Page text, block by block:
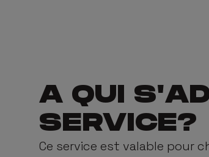
A QUI
SERVICE?
Ce service est valable pour